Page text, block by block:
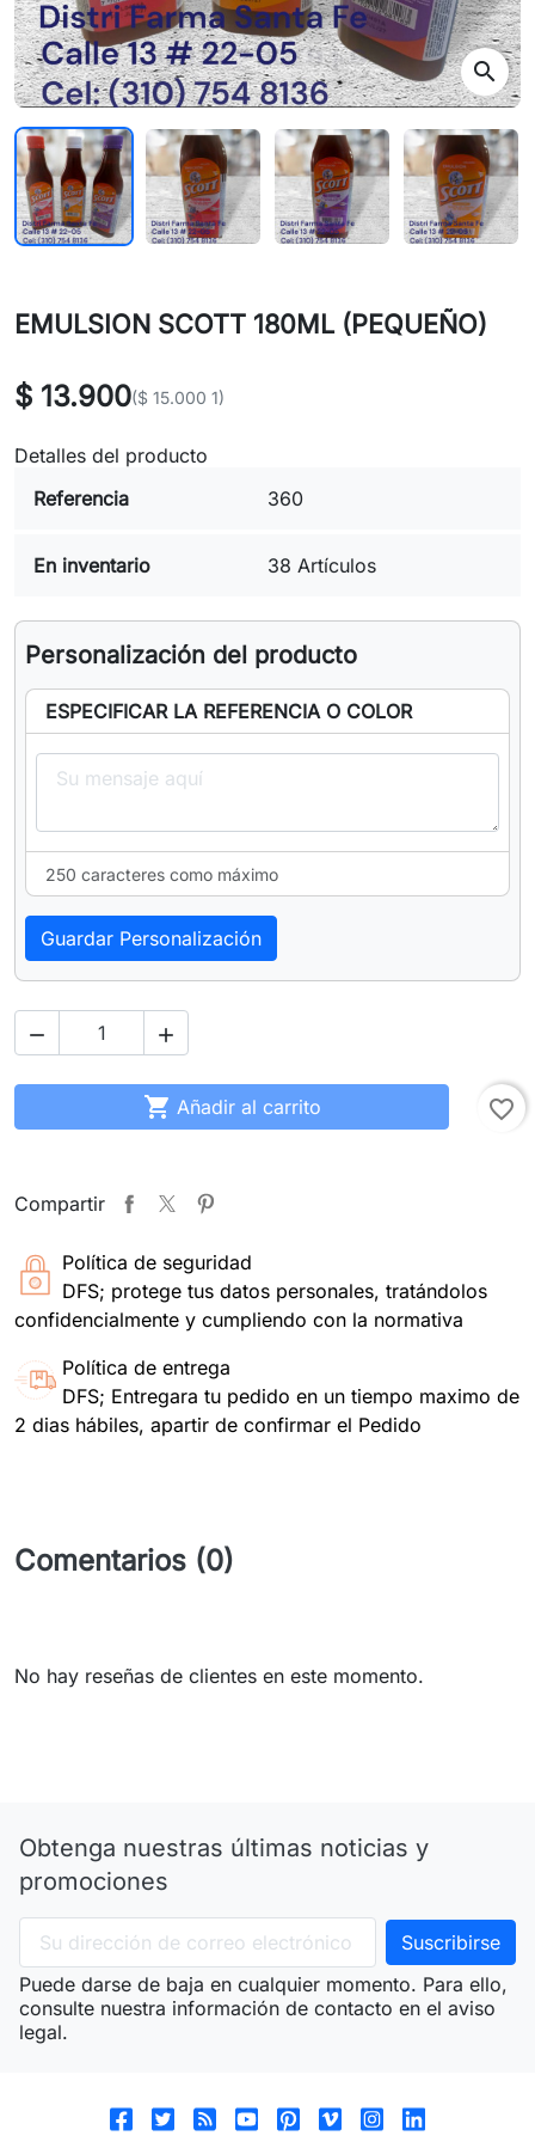
search
EMULSION SCOTT 180ML (PEQUEÑO)
$ 13.900($ 15.000 1)
Detalles del producto
Referencia
360
En inventario 38 Artículos
Personalización del producto
ESPECIFICAR LA REFERENCIA O COLOR
250 caracteres como máximo
Guardar Personalización
 
 Añadir al carrito favorite_border
Compartir
Política de seguridad
DFS; protege tus datos personales, tratándolos
confidencialmente y cumpliendo con la normativa
Política de entrega
DFS; Entregara tu pedido en un tiempo maximo de
2 dias hábiles, apartir de confirmar el Pedido
Comentarios (0)
No hay reseñas de clientes en este momento.
Obtenga nuestras últimas noticias y
promociones
Puede darse de baja en cualquier momento. Para ello,
consulte nuestra información de contacto en el aviso
legal.